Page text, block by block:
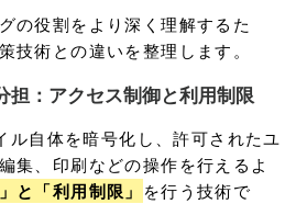
の役割をより深く理解するた
技術との違いを整理します。
担：アクセス制御と利用制限
自体を暗号化し、許可されたユ
集、印刷などの操作を行えるよ
と「利用制限」 を行う技術で